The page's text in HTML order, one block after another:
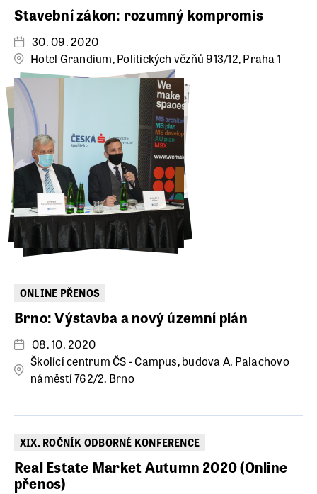
Stavební zákon: rozumný kompromis
30. 09. 2020
Hotel Grandium, Politických vězňů 913/12, Praha 1
ONLINE PŘENOS
Brno: Výstavba a nový územní plán
08. 10. 2020
Školící centrum ČS - Campus, budova A, Palachovo
náměstí 762/2, Brno
XIX. ROČNÍK ODBORNÉ KONFERENCE
Real Estate Market Autumn 2020 (Online
přenos)